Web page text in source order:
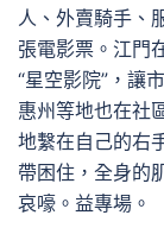
人、外賣騎手、
張電影票。江門
“星空影院”，讓
惠州等地也在社
地繫在自己的右
帶困住，全身的
哀嚎。益專場。